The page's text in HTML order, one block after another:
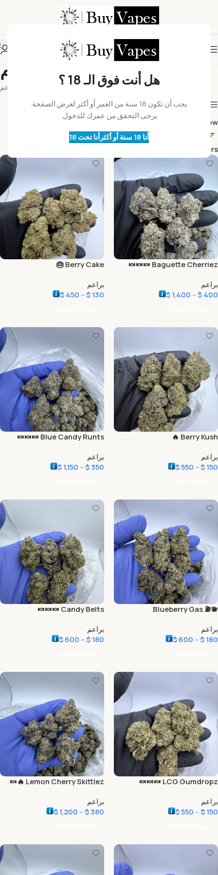
هل أنت فوق الـ 18 ؟
يجب أن تكون 18 سنة من العمر أو أكثر لعرض الصفحة.
يرجى التحقق من عمرك للدخول.
أنا 18 سنة أو أكثر أنا تحت 18
براعم
براعم
Show column
Show
18
24
Filters
Baguette Cherriez 🍬🍬🍬
براعم
$400
–
$1,400
Berry Cake 🎂
براعم
$130
–
$450
Berry Kush 🔥
براعم
$150
–
$550
Blue Candy Runts 🍬🍬🍬
براعم
$350
–
$1,150
Blueberry Gas ⛽️🫐
براعم
$180
–
$600
Candy Belts 🍬🍬🍬
براعم
$180
–
$600
LCG Gumdropz 🍬🍬🍬
براعم
$150
–
$550
Lemon Cherry Skittlez 🔥🍬
براعم
$380
–
$1,200